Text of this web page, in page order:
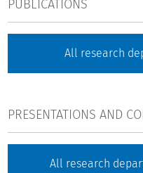
PUBLICATIONS
All research
PRESENTATIONS AND
All research